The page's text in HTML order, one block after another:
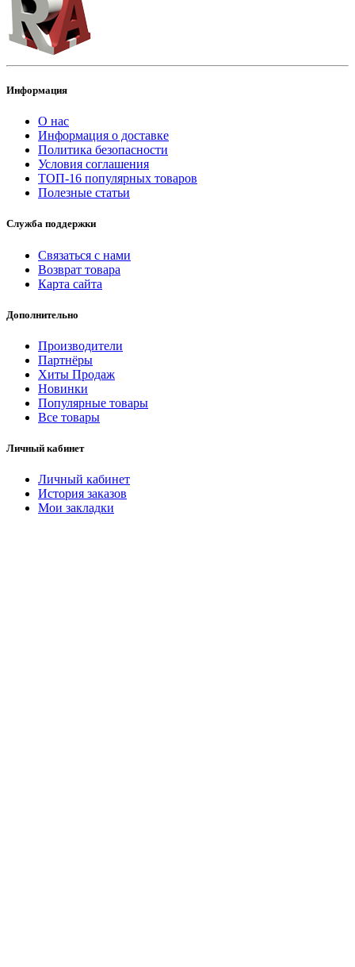
Информация
О нас
Информация о доставке
Политика безопасности
Условия соглашения
ТОП-16 популярных товаров
Полезные статьи
Служба поддержки
Связаться с нами
Возврат товара
Карта сайта
Дополнительно
Производители
Партнёры
Хиты Продаж
Новинки
Популярные товары
Все товары
Личный кабинет
Личный кабинет
История заказов
Мои закладки